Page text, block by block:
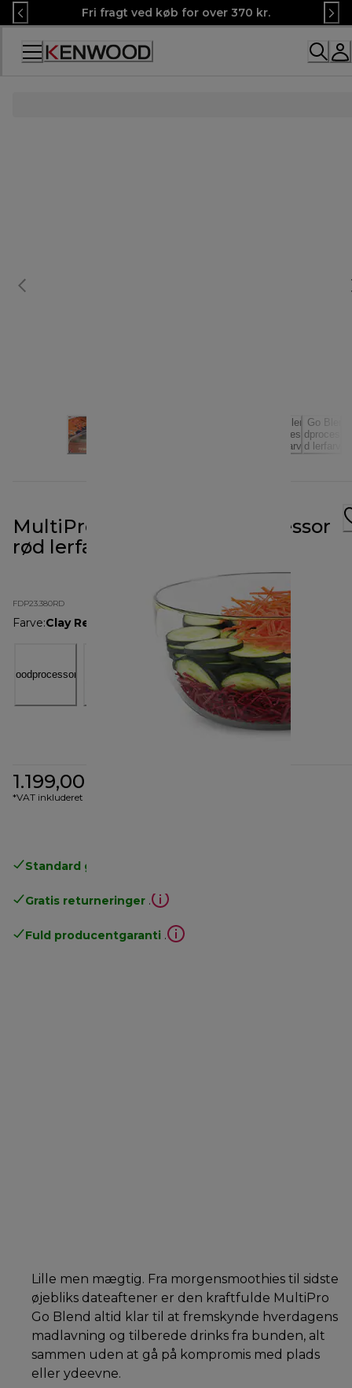
Skip
to
Content
Fri fragt ved køb for over 370 kr.
MultiPro Go Blend foodprocessor
rød lerfarvet FDP23.380RD
FDP23.380RD
Farve:Clay Red
1.199,00 kr.
*VAT inkluderet
Standard gratis levering
Gratis returneringer .
Fuld producentgaranti .
Lille men mægtig. Fra morgensmoothies til sidste
øjebliks dateaftener er den kraftfulde MultiPro
Go Blend altid klar til at fremskynde hverdagens
madlavning og tilberede drinks fra bunden, alt
sammen uden at gå på kompromis med plads
eller ydeevne.